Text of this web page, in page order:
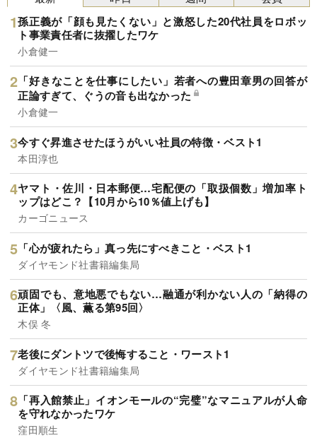
孫正義が「顔も見たくない」と激怒した20代社員をロボッ
ト事業責任者に抜擢したワケ
小倉健一
「好きなことを仕事にしたい」若者への豊田章男の回答が
正論すぎて、ぐうの音も出なかった
小倉健一
今すぐ昇進させたほうがいい社員の特徴・ベスト1
本田淳也
ヤマト・佐川・日本郵便…宅配便の「取扱個数」増加率ト
ップはどこ？【10月から10％値上げも】
カーゴニュース
「心が疲れたら」真っ先にすべきこと・ベスト1
ダイヤモンド社書籍編集局
頑固でも、意地悪でもない…融通が利かない人の「納得の
正体」〈風、薫る第95回〉
木俣 冬
老後にダントツで後悔すること・ワースト1
ダイヤモンド社書籍編集局
「再入館禁止」イオンモールの“完璧”なマニュアルが人命
を守れなかったワケ
窪田順生